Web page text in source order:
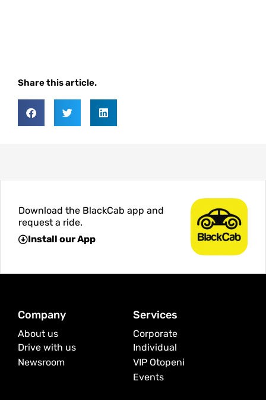
Share this article.
Download the BlackCab app and
request a ride.
Install our App
Company
About us
Drive with us
Newsroom
Services
Corporate
Individual
VIP Otopeni
Events